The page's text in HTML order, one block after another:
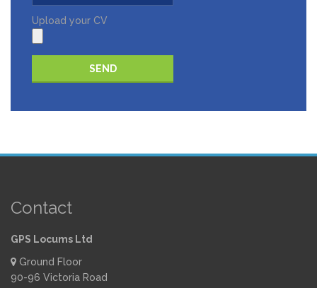
Upload your CV
Contact
GPS Locums Ltd
Ground Floor
90-96 Victoria Road